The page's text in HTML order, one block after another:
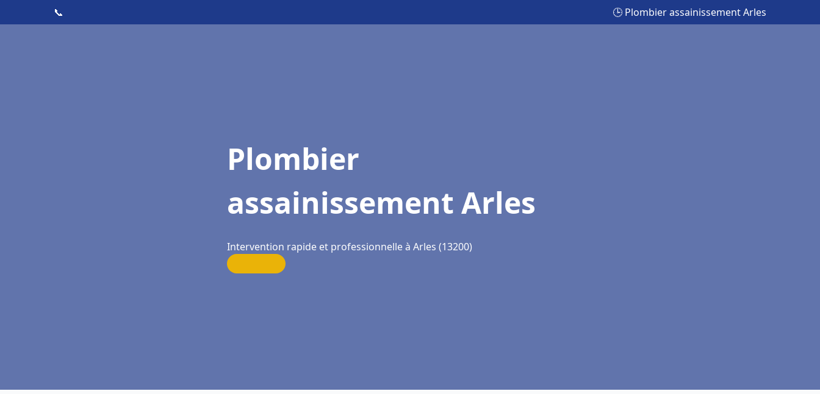
📞 🕒 Plombier assainissement Arles
Plombier
assainissement Arles
Intervention rapide et professionnelle à Arles (13200)